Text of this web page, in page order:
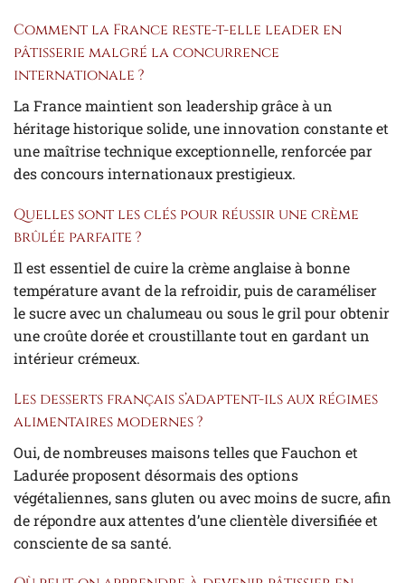
Comment la France reste-t-elle leader en
pâtisserie malgré la concurrence
internationale ?
La France maintient son leadership grâce à un
héritage historique solide, une innovation constante et
une maîtrise technique exceptionnelle, renforcée par
des concours internationaux prestigieux.
Quelles sont les clés pour réussir une crème
brûlée parfaite ?
Il est essentiel de cuire la crème anglaise à bonne
température avant de la refroidir, puis de caraméliser
le sucre avec un chalumeau ou sous le gril pour obtenir
une croûte dorée et croustillante tout en gardant un
intérieur crémeux.
Les desserts français s’adaptent-ils aux régimes
alimentaires modernes ?
Oui, de nombreuses maisons telles que Fauchon et
Ladurée proposent désormais des options
végétaliennes, sans gluten ou avec moins de sucre, afin
de répondre aux attentes d’une clientèle diversifiée et
consciente de sa santé.